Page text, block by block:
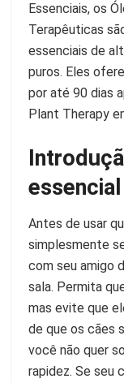
Essenciais, os
Terapêuticas
essenciais de
puros. Eles
por até 90 dias
Plant Therapy
essencial
Antes de usar
simplesmente
com seu amigo
sala. Permita
mas evite que
de que os cães
você não quer
rapidez. Se seu